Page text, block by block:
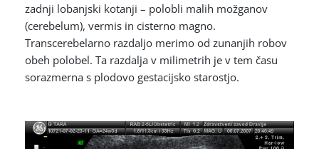
zadnji lobanjski kotanji – polobli malih možganov
(cerebelum), vermis in cisterno magno.
Transcerebelarno razdaljo merimo od zunanjih robov
obeh polobel. Ta razdalja v milimetrih je v tem času
sorazmerna s plodovo gestacijsko starostjo.